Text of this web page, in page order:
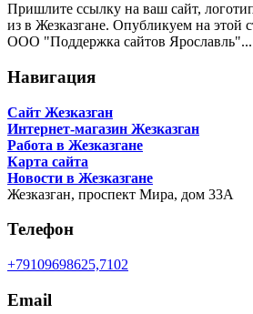
Пришлите ссылку на ваш сайт,
из в Жезказгане. Опубликуем на этой
ООО "Поддержка сайтов Ярославль"...
Навигация
Сайт Жезказган
Интернет-магазин Жезказган
Работа в Жезказгане
Карта сайта
Новости в Жезказгане
Жезказган, проспект Мира, дом 33А
Телефон
+79109698625,7102
Email